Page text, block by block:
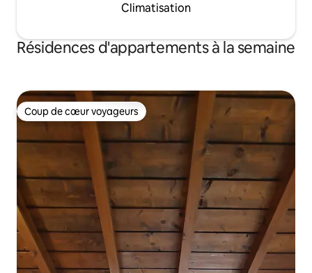
Climatisation
Résidences d'appartements à la semaine
Coup de cœur voyageurs
Coup de cœur voyageurs